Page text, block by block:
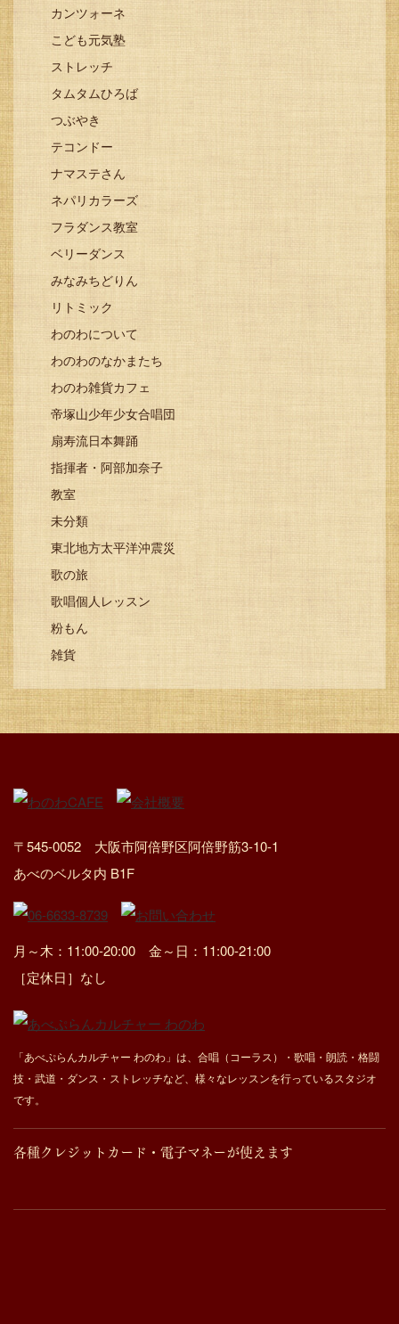
カンツォーネ
こども元気塾
ストレッチ
タムタムひろば
つぶやき
テコンドー
ナマステさん
ネパリカラーズ
フラダンス教室
ベリーダンス
みなみちどりん
リトミック
わのわについて
わのわのなかまたち
わのわ雑貨カフェ
帝塚山少年少女合唱団
扇寿流日本舞踊
指揮者・阿部加奈子
教室
未分類
東北地方太平洋沖震災
歌の旅
歌唱個人レッスン
粉もん
雑貨
〒545-0052 大阪市阿倍野区阿倍野筋3-10-1
あべのベルタ内 B1F
月～木：11:00-20:00 金～日：11:00-21:00
［定休日］なし
「あべぷらんカルチャー わのわ」は、合唱（コーラス）・歌唱・朗読・格闘
技・武道・ダンス・ストレッチなど、様々なレッスンを行っているスタジオ
です。
各種クレジットカード・電子マネーが使えます